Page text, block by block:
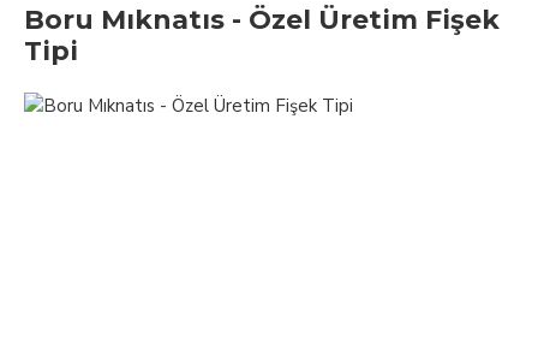
Boru Mıknatıs - Özel Üretim Fişek
Tipi